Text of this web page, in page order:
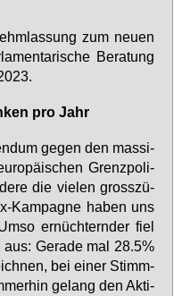
zum neu­en
Be­ra­tung
pro Jahr
ge­gen den mas­si­
Grenz­po­li­
die vie­len gross­zü­
Kam­pa­gne ha­ben uns
er­nüch­tern­der fiel
Ge­ra­de mal 28.5%
bei ei­ner Stimm­
ge­lang den Ak­ti­